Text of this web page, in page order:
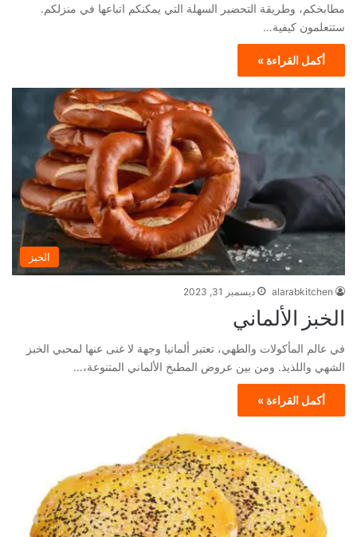
مطابخكم، وطريقة التحضير السهلة التي يمكنكم اتباعها في منزلكم.
ستتعلمون كيفية…
أكمل القراءة »
الخبز
alarabkitchen ديسمبر 31, 2023
الخبز الألماني
في عالم المأكولات والطهي، تعتبر ألمانيا وجهة لا غنى عنها لمحبي الخبز
الشهي واللذيذ. ومن بين عروض المطبخ الألماني المتنوعة،…
أكمل القراءة »